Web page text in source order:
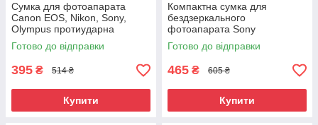
Сумка для фотоапарата
Canon EOS, Nikon, Sony,
Olympus протиударна
універсальна ( код: IBF027B )
Готово до відправки
395 ₴ 514 ₴
Купити
Компактна сумка для
бездзеркального
фотоапарата Sony
протиударна чорна з
червоним ( IBF088BR6 )
Готово до відправки
465 ₴ 605 ₴
Купити